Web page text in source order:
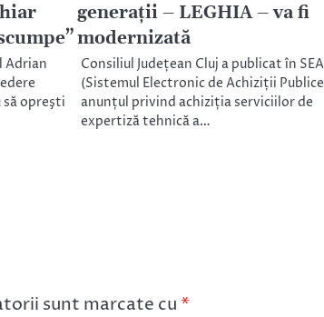
Adrian
opreşti
generații – LEGHIA – va fi
modernizată
Consiliul Județean Cluj a publicat în
(Sistemul Electronic de Achiziții
anunțul privind achiziția serviciilor de
expertiză tehnică a…
sunt marcate cu *